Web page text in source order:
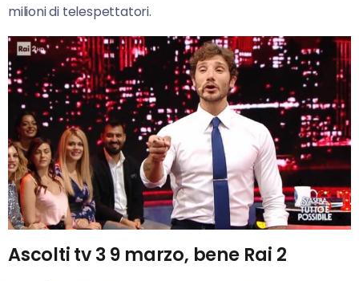
milioni di telespettatori.
Ascolti tv 3 9 marzo, bene Rai 2